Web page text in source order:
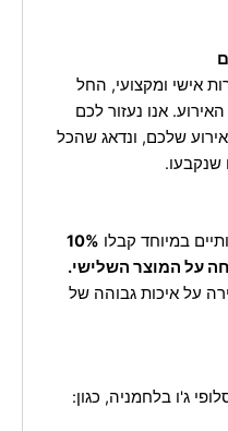
אישי ומקצועי, החל
אנו נעזור לכם
שלכם, ונדאג שהכל
שנקבעו.
במיוחד קבלו 10%
על איכות גבוהה של
ג'ו בלחמניה, כגון: